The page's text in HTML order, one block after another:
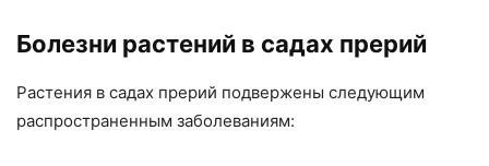
Болезни растений в садах прерий
Растения в садах прерий подвержены следующим
распространенным заболеваниям: